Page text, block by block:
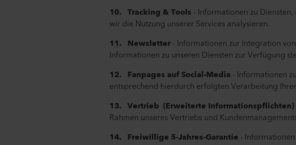
10. Tracking & Tools - Informationen zu
wir die Nutzung unserer Services analysieren.
11. Newsletter- Informationen zur Integration
Informationen zu unseren Diensten zur Verfügung
12. Fanpages auf Social-Media - Informationen
entsprechend hierdurch erfolgten Verarbeitung
13. Vertrieb (Erweiterte Informationspflichten)
Rahmen unseres Vertriebs und
14. Freiwillige 5-Jahres-Garantie -